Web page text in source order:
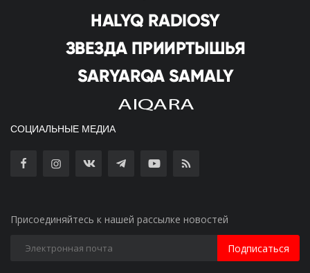
СОЦИАЛЬНЫЕ МЕДИА
Присоединяйтесь к нашей рассылке новостей
Подписаться